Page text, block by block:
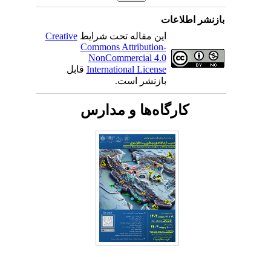
بازنشر اطلاعات
این مقاله تحت شرایطCreative
Commons Attribution-
NonCommercial 4.0
International Licenseقابل
بازنشر است.
کارگاه‌ها و مدارس